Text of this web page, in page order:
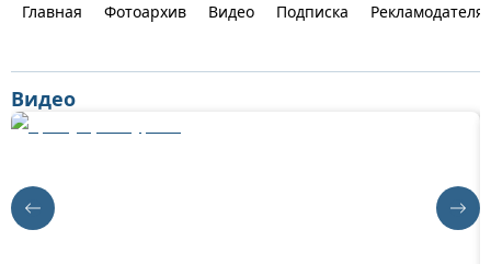
Главная Фотоархив Видео Подписка
Видео